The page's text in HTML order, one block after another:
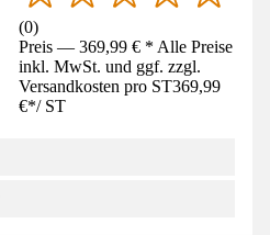
(0)
Preis — 369,99 € * Alle Preise
inkl. MwSt. und ggf. zzgl.
Versandkosten pro ST369,99
€*/ ST